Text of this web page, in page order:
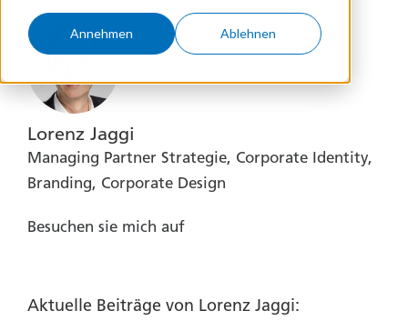
Annehmen Ablehnen
Lorenz Jaggi
Managing Partner Strategie, Corporate Identity,
Branding, Corporate Design
Besuchen sie mich auf
Aktuelle Beiträge von Lorenz Jaggi: